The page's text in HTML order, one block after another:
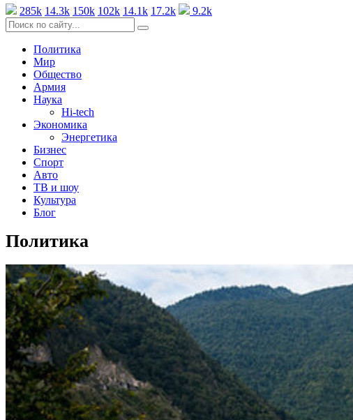
285k 14.3k 150k 102k 14.1k 17.2k 9.2k
Политика
Мир
Общество
Армия
Наука
Hi-tech
Экономика
Энергетика
Бизнес
Спорт
Авто
ТВ и шоу
Культура
Блог
Политика